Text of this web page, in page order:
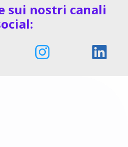
sui nostri canali